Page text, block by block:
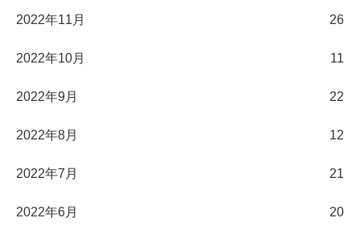
2022年11月 26
2022年10月 11
2022年9月 22
2022年8月 12
2022年7月 21
2022年6月 20